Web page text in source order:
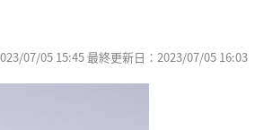
07/05 15:45 最終更新日：2023/07/05 16:03